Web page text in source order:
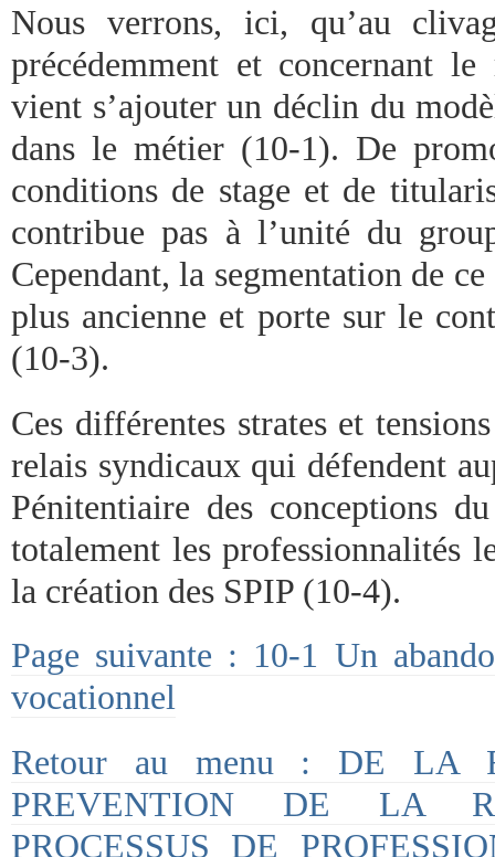
Nous verrons, ici, qu’au
précédemment et concernant
vient s’ajouter un déclin du
dans le métier (10-1). De
conditions de stage et de
contribue pas à l’unité du
Cependant, la segmentation de
plus ancienne et porte sur le
(10-3).
Ces différentes strates et
relais syndicaux qui défendent
Pénitentiaire des conceptions
totalement les professionnalités
la création des SPIP (10-4).
Page suivante : 10-1 Un
vocationnel
Retour au menu : DE LA
PREVENTION DE LA
PROCESSUS DE